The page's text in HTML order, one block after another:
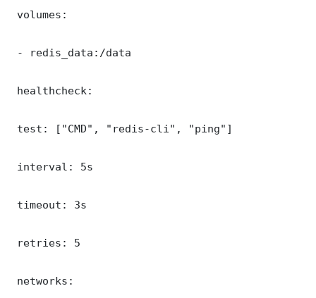
volumes:
- redis_data:/data
healthcheck:
test: ["CMD", "redis-cli", "ping"]
interval: 5s
timeout: 3s
retries: 5
networks: